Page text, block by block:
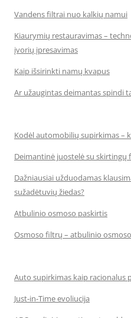
Vandens filtrai nuo kalkių namui
Kiaurymių restauravimas –
įvorių įpresavimas
Kaip išsirinkti namų kvapus
Ar užaugintas deimantas spindi
Kodėl automobilių supirkimas –
Deimantinė juostelė su
Dažniausiai užduodamas
sužadėtuvių žiedas?
Atbulinio osmoso paskirtis
Osmoso filtrų – atbulinio
Auto supirkimas kaip racionalus
Just-in-Time evoliucija